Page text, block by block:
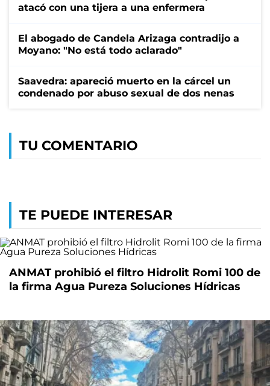
atacó con una tijera a una enfermera
El abogado de Candela Arizaga contradijo a
Moyano: "No está todo aclarado"
Saavedra: apareció muerto en la cárcel un
condenado por abuso sexual de dos nenas
TU COMENTARIO
TE PUEDE INTERESAR
ANMAT prohibió el filtro Hidrolit Romi 100 de
la firma Agua Pureza Soluciones Hídricas